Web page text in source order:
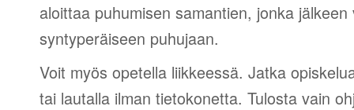
aloittaa puhumisen samantien, jonka
syntyperäiseen puhujaan.
Voit myös opetella liikkeessä. Jatka
tai lautalla ilman tietokonetta. Tulosta vain